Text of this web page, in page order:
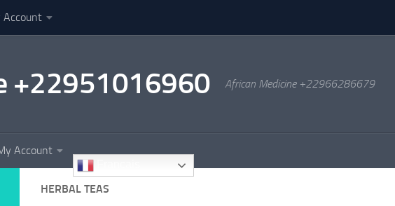
Account
+22951016960 African Medicine +22966286679
Account
HERBAL TEAS